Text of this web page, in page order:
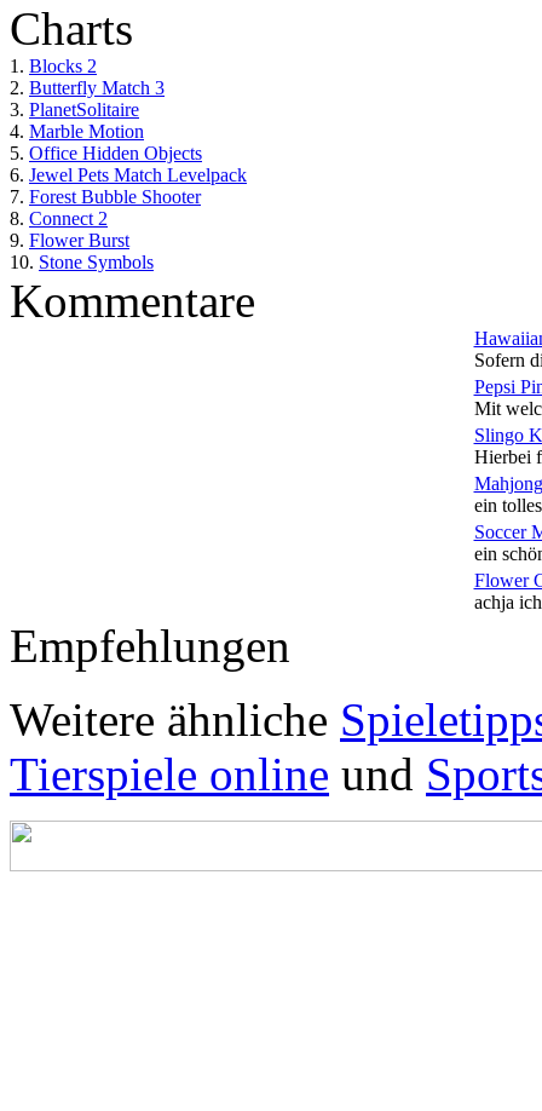
Charts
1. Blocks 2
2. Butterfly Match 3
3. PlanetSolitaire
4. Marble Motion
5. Office Hidden Objects
6. Jewel Pets Match Levelpack
7. Forest Bubble Shooter
8. Connect 2
9. Flower Burst
10. Stone Symbols
Kommentare
Sofern
Pepsi
Mit
Slingo
Hierbei
ein
Soccer
ein
Flower
achja
Empfehlungen
Weitere ähnliche
Tierspiele online und